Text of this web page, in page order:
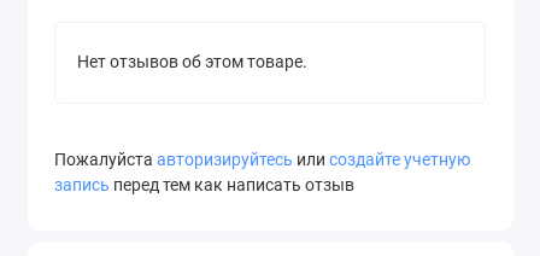
Нет отзывов об этом товаре.
Пожалуйста авторизируйтесь или создайте учетную
запись перед тем как написать отзыв